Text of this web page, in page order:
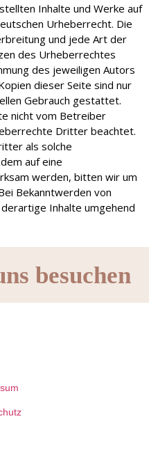
Inhalte und Werke auf
Urheberrecht. Die
und jede Art der
des Urheberrechtes
des jeweiligen Autors
dieser Seite sind nur
Gebrauch gestattet.
nicht vom Betreiber
Dritter beachtet.
als solche
auf eine
werden, bitten wir um
Bekanntwerden von
Inhalte umgehend
besuchen